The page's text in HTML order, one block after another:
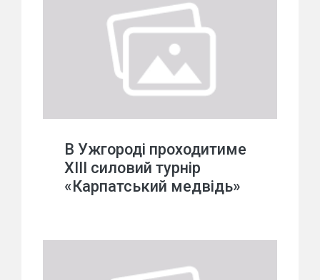
В Ужгороді проходитиме
ХІІІ силовий турнір
«Карпатський медвідь»